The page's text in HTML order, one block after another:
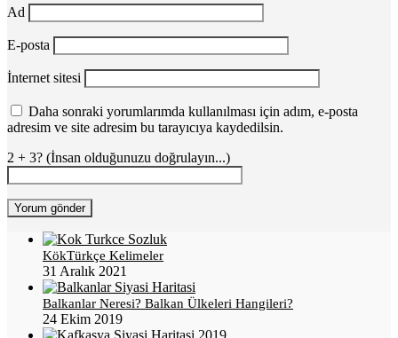
Ad
E-posta
İnternet sitesi
Daha sonraki yorumlarımda kullanılması için adım, e-posta
adresim ve site adresim bu tarayıcıya kaydedilsin.
2 + 3? (İnsan olduğunuzu doğrulayın...)
KökTürkçe Kelimeler
31 Aralık 2021
Balkanlar Neresi? Balkan Ülkeleri Hangileri?
24 Ekim 2019